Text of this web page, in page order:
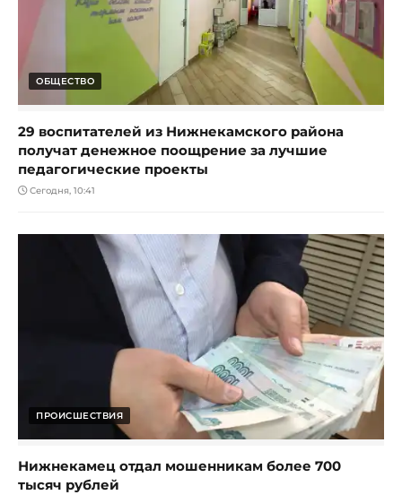
ОБЩЕСТВО
29 воспитателей из Нижнекамского района
получат денежное поощрение за лучшие
педагогические проекты
Сегодня, 10:41
ПРОИСШЕСТВИЯ
Нижнекамец отдал мошенникам более 700
тысяч рублей